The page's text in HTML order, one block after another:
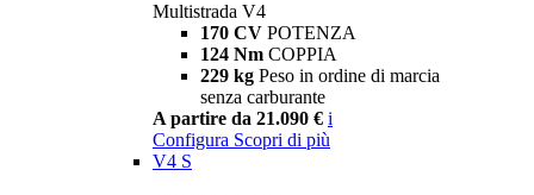
Multistrada V4
170 CV POTENZA
124 Nm COPPIA
229 kg Peso in ordine di marcia
senza carburante
A partire da 21.090 € i
Configura Scopri di più
V4 S